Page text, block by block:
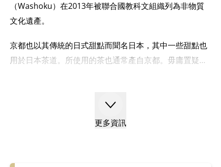
（Washoku）在2013年被聯合國教科文組織列為非物質
文化遺產。
京都也以其傳統的日式甜點而聞名日本，其中一些甜點也
用於日本茶道。所使用的茶也通常產自京都。毋庸置疑，
更多資訊